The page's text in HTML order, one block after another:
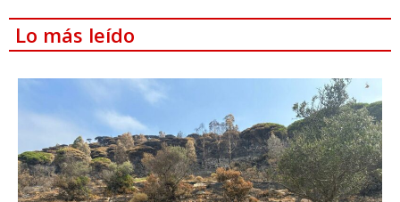
Lo más leído